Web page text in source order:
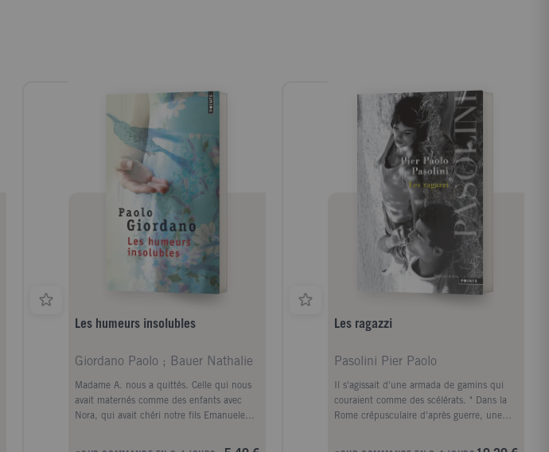
Les humeurs insolubles
Giordano Paolo ; Bauer Nathalie
Madame A. nous a quittés. Celle qui nous
avait maternés comme des enfants avec
Nora, qui avait chéri notre fils Emanuele
Les ragazzi
Pasolini Pier Paolo
Il s'agissait d'une armada de gamins qui
couraient comme des scélérats. " Dans la
Rome crépusculaire d'après guerre, une
de crimes divers. Cherchant la bonne